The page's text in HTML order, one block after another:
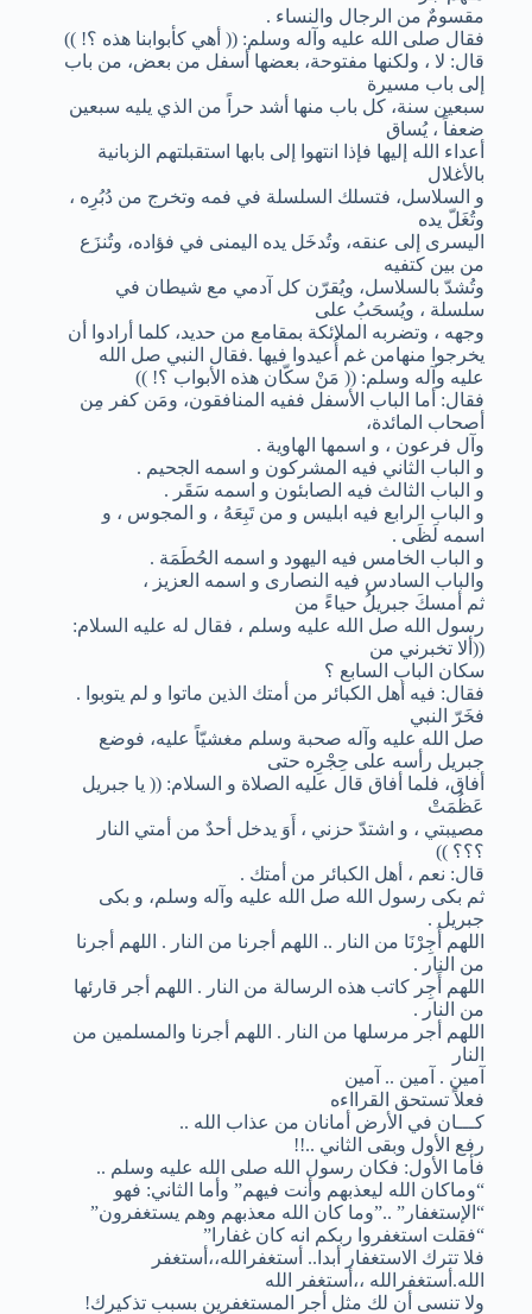
مقسومٌ من الرجال والنساء .
فقال صلى الله عليه وآله وسلم: (( أهي كأبوابنا هذه ؟! ))
قال: لا ، ولكنها مفتوحة، بعضها أسفل من بعض، من باب
إلى باب مسيرة
سبعين سنة، كل باب منها أشد حراً من الذي يليه سبعين
ضعفاً ، يُساق
أعداء الله إليها فإذا انتهوا إلى بابها استقبلتهم الزبانية
بالأغلال
و السلاسل، فتسلك السلسلة في فمه وتخرج من دُبُرِه ،
وتُغَلّ يده
اليسرى إلى عنقه، وتُدخَل يده اليمنى في فؤاده، وتُنزَع
من بين كتفيه
وتُشدّ بالسلاسل، ويُقرّن كل آدمي مع شيطان في
سلسلة ، ويُسحَبُ على
وجهه ، وتضربه الملائكة بمقامع من حديد، كلما أرادوا أن
يخرجوا منهامن غم أُعيدوا فيها .فقال النبي صل الله
عليه وآله وسلم: (( مَنْ سكّان هذه الأبواب ؟! ))
فقال: أما الباب الأسفل ففيه المنافقون، ومَن كفر مِن
أصحاب المائدة،
وآل فرعون ، و اسمها الهاوية .
و الباب الثاني فيه المشركون و اسمه الجحيم .
و الباب الثالث فيه الصابئون و اسمه سَقَر .
و الباب الرابع فيه ابليس و من تَبِعَهُ ، و المجوس ، و
اسمه لَظَى .
و الباب الخامس فيه اليهود و اسمه الحُطَمَة .
والباب السادس فيه النصارى و اسمه العزيز ،
ثم أمسكَ جبريلُ حياءً من
رسول الله صل الله عليه وسلم ، فقال له عليه السلام:
((ألا تخبرني من
سكان الباب السابع ؟
فقال: فيه أهل الكبائر من أمتك الذين ماتوا و لم يتوبوا .
فخَرّ النبي
صل الله عليه وآله صحبة وسلم مغشيّاً عليه، فوضع
جبريل رأسه على حِجْرِه حتى
أفاق، فلما أفاق قال عليه الصلاة و السلام: (( يا جبريل
عَظُمَتْ
مصيبتي ، و اشتدّ حزني ، أَوَ يدخل أحدٌ من أمتي النار
؟؟؟ ))
قال: نعم ، أهل الكبائر من أمتك .
ثم بكى رسول الله صل الله عليه وآله وسلم، و بكى
جبريل .
اللهم أَجِرْنَا من النار .. اللهم أجرنا من النار . اللهم أجرنا
من النار .
اللهم أَجِر كاتب هذه الرسالة من النار . اللهم أجر قارئها
من النار .
اللهم أجر مرسلها من النار . اللهم أجرنا والمسلمين من
النار
آمين . آمين .. آمين
فعلاً تستحق القرااءه
كـــان في الأرض أمانان من عذاب الله ..
رفع الأول وبقى الثاني ..!!
فأما الأول: فكان رسول الله صلى الله عليه وسلم ..
“وماكان الله ليعذبهم وأنت فيهم” وأما الثاني: فهو
“الإستغفار” ..”وما كان الله معذبهم وهم يستغفرون”
“فقلت استغفروا ربكم انه كان غفارا”
فلا تترك الاستغفار أبدا.. أستغفرالله،،أستغفر
الله.أستغفرالله ،،أستغفر الله
ولا تنسى أن لك مثل أجر المستغفرين بسبب تذكيرك!